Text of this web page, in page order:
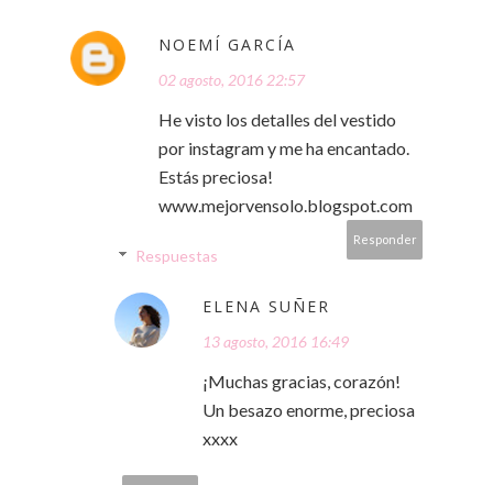
NOEMÍ GARCÍA
02 agosto, 2016 22:57
He visto los detalles del vestido
por instagram y me ha encantado.
Estás preciosa!
www.mejorvensolo.blogspot.com
Responder
Respuestas
ELENA SUÑER
13 agosto, 2016 16:49
¡Muchas gracias, corazón!
Un besazo enorme, preciosa
xxxx